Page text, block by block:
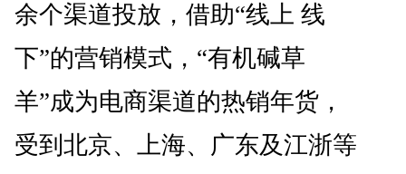
余个渠道投放，借助“线上 线
下”的营销模式，“有机碱草
羊”成为电商渠道的热销年货，
受到北京、上海、广东及江浙等